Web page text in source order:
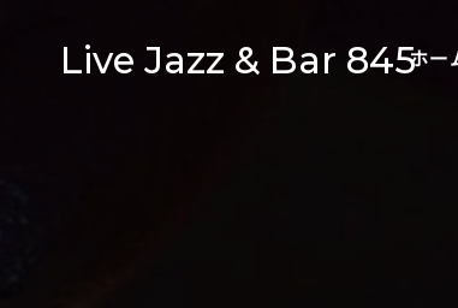
Live Jazz & Bar 845ホー